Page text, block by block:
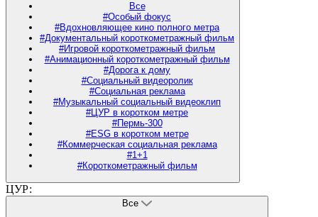
Все
#Особый фокус
#Вдохновляющее кино полного метра
#Документальный короткометражный фильм
#Игровой короткометражный фильм
#Анимационный короткометражный фильм
#Дорога к дому
#Социальный видеоролик
#Социальная реклама
#Музыкальный социальный видеоклип
#ЦУР в коротком метре
#Пермь-300
#ESG в коротком метре
#Коммерческая социальная реклама
#1+1
#Короткометражный фильм
ЦУР:
Все